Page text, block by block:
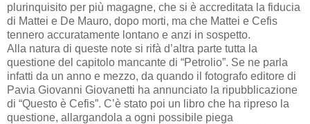
plurinquisito per più magagne, che si è accreditata la fiducia
di Mattei e De Mauro, dopo morti, ma che Mattei e Cefis
tennero accuratamente lontano e anzi in sospetto.
Alla natura di queste note si rifà d’altra parte tutta la
questione del capitolo mancante di “Petrolio”. Se ne parla
infatti da un anno e mezzo, da quando il fotografo editore di
Pavia Giovanni Giovanetti ha annunciato la ripubblicazione
di “Questo è Cefis”. C’è stato poi un libro che ha ripreso la
questione, allargandola a ogni possibile piega